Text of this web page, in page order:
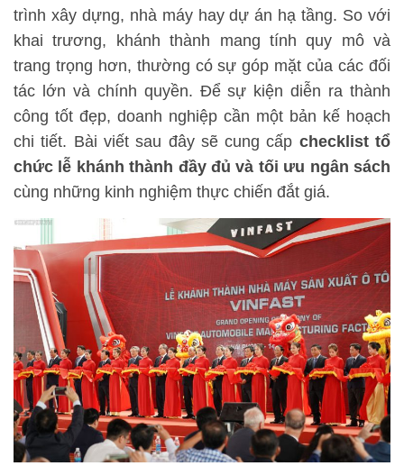
trình xây dựng, nhà máy hay dự án hạ tầng. So với
khai trương, khánh thành mang tính quy mô và
trang trọng hơn, thường có sự góp mặt của các đối
tác lớn và chính quyền. Để sự kiện diễn ra thành
công tốt đẹp, doanh nghiệp cần một bản kế hoạch
chi tiết. Bài viết sau đây sẽ cung cấp checklist tổ
chức lễ khánh thành đầy đủ và tối ưu ngân sách
cùng những kinh nghiệm thực chiến đắt giá.